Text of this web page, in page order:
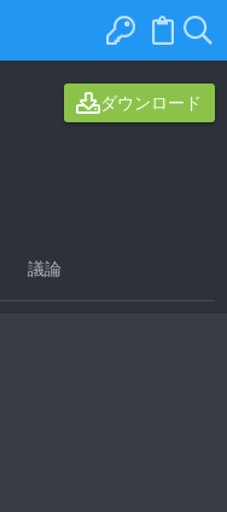
ダウンロード
議論